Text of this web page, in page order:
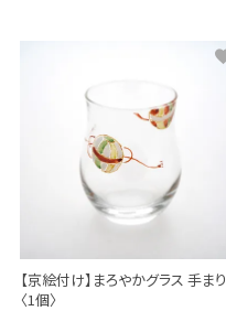
【京絵付け】まろやかグラス 手まり
〈1個〉